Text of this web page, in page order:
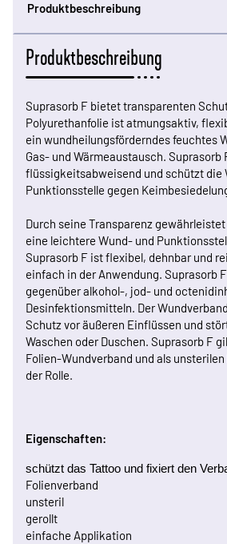
Produktbeschreibung
Produktbeschreibung
Suprasorb F bietet transparenten
Polyurethanfolie ist atmungsaktiv,
ein wundheilungsförderndes feuchtes
Gas- und Wärmeaustausch. Suprasorb
flüssigkeitsabweisend und schützt die
Punktionsstelle gegen
Durch seine Transparenz
eine leichtere Wund- und
Suprasorb F ist flexibel, dehnbar und
einfach in der Anwendung. Suprasorb
gegenüber alkohol-, jod- und
Desinfektionsmitteln. Der
Schutz vor äußeren Einflüssen und
Waschen oder Duschen. Suprasorb F
Folien-Wundverband und als
der Rolle.
Eigenschaften:
schützt das Tattoo und fixiert den
Folienverband
unsteril
gerollt
einfache Applikation